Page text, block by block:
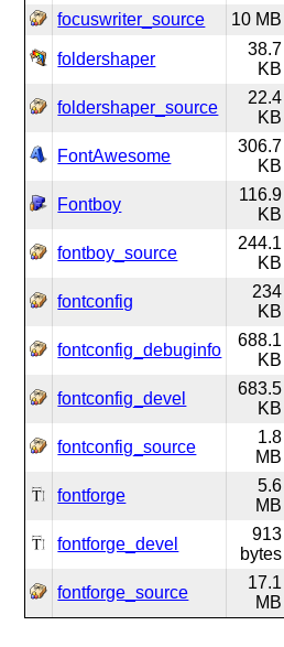
focuswriter_source 10 MB
foldershaper
38.7
KB
foldershaper_source
22.4
KB
FontAwesome
306.7
KB
Fontboy
116.9
KB
fontboy_source
244.1
KB
fontconfig
234
KB
fontconfig_debuginfo
688.1
KB
fontconfig_devel
683.5
KB
fontconfig_source
1.8
MB
fontforge
5.6
MB
fontforge_devel
913
bytes
fontforge_source
17.1
MB